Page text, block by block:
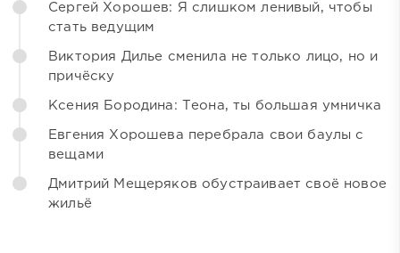
Сергей Хорошев: Я слишком ленивый, чтобы
стать ведущим
Виктория Дилье сменила не только лицо, но и
причёску
Ксения Бородина: Теона, ты большая умничка
Евгения Хорошева перебрала свои баулы с
вещами
Дмитрий Мещеряков обустраивает своё новое
жильё